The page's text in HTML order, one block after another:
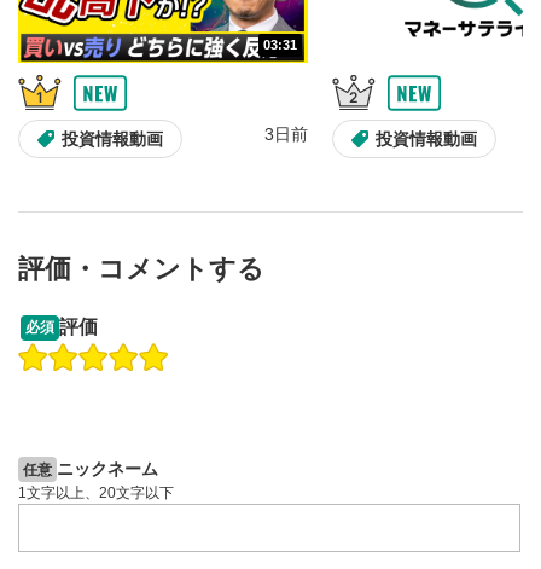
画質の選択/再生速度の変更ができます。
7
音量調整
スライダーを上下すると音量が調整できます。
8
全画面表示
03:31
投資情報動画 3日前 投資情報動画
操作説明動画
評価・コメントする
必須 評価
任意 ニックネーム
1文字以上、20文字以下